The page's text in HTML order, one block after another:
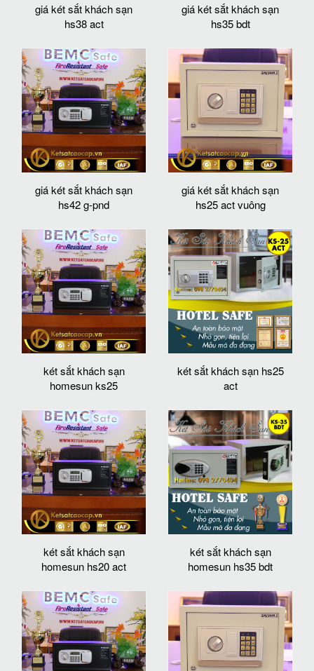
giá két sắt khách sạn
hs38 act
giá két sắt khách sạn
hs35 bdt
giá két sắt khách sạn
hs42 g-pnd
giá két sắt khách sạn
hs25 act vuông
két sắt khách sạn
homesun ks25
két sắt khách sạn hs25
act
két sắt khách sạn
homesun hs20 act
két sắt khách sạn
homesun hs35 bdt